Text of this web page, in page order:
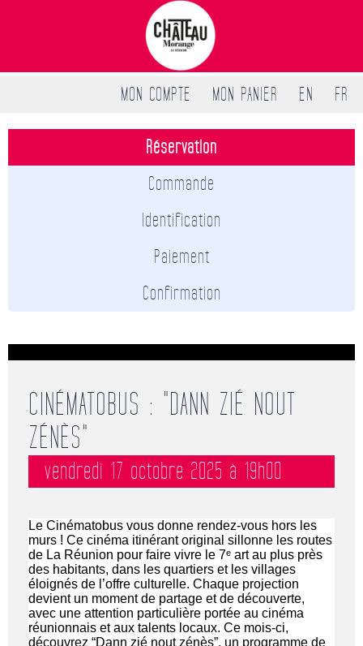
FR
EN
MON PANIER
MON COMPTE
Réservation
Commande
Identification
Paiement
Confirmation
CINÉMATOBUS : "DANN ZIÉ NOUT
ZÉNÈS"
vendredi 17 octobre 2025 à 19h00
Le Cinématobus vous donne rendez-vous hors les
murs ! Ce cinéma itinérant original sillonne les routes
de La Réunion pour faire vivre le 7ᵉ art au plus près
des habitants, dans les quartiers et les villages
éloignés de l’offre culturelle. Chaque projection
devient un moment de partage et de découverte,
avec une attention particulière portée au cinéma
réunionnais et aux talents locaux. Ce mois-ci,
découvrez “Dann zié nout zénès”, un programme de